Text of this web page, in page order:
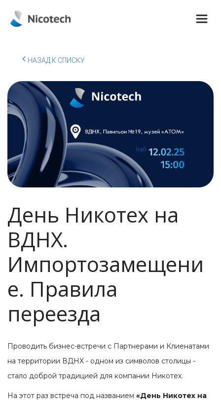
НАЗАД К СПИСКУ
День Никотех на
ВДНХ.
Импортозамещени
е. Правила
переезда
Проводить бизнес-встречи с Партнерами и Клиенатами
на территории ВДНХ - одном из символов столицы -
стало доброй традицией для компании Никотех.
На этот раз встреча под названием «День Никотех на